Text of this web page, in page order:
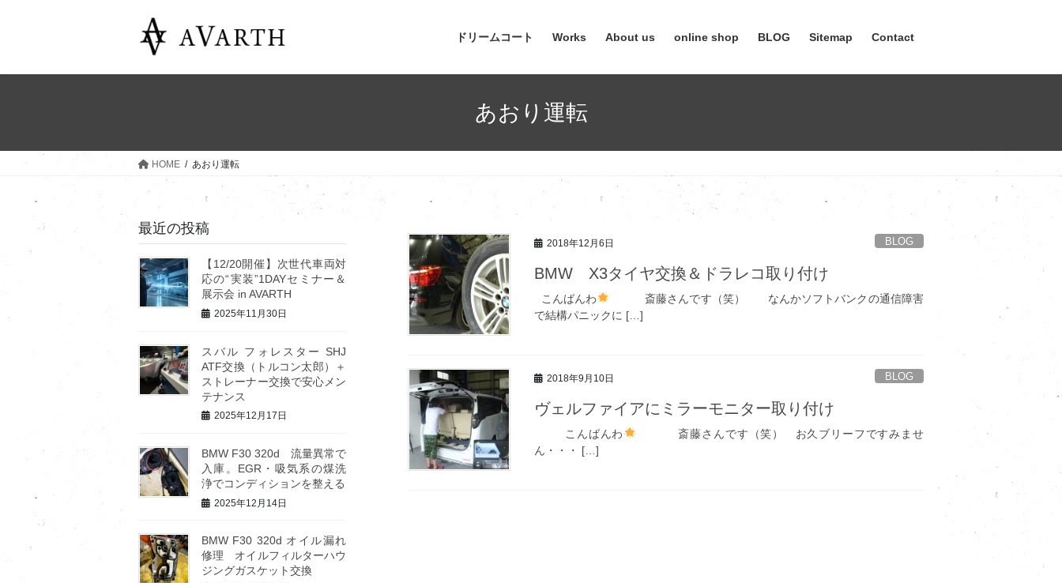
ドリームコート Works About us online shop BLOG Sitemap Contact
あおり運転
HOME あおり運転
2018年12月6日 BLOG
BMW X3タイヤ交換＆ドラレコ取り付け
こんばんわ
斎藤さんです（笑） なんかソフトバンクの通信障害
で結構パニックに […]
2018年9月10日 BLOG
ヴェルファイアにミラーモニター取り付け
こんばんわ
斎藤さんです（笑） お久ブリーフですみませ
ん・・・ […]
最近の投稿
【12/20開催】次世代車両対
応の“実装”1DAYセミナー＆
展示会 in AVARTH
2025年11月30日
スバル フォレスター SHJ
ATF交換（トルコン太郎）＋
ストレーナー交換で安心メン
テナンス
2025年12月17日
BMW F30 320d 流量異常で
入庫。EGR・吸気系の煤洗
浄でコンディションを整える
2025年12月14日
BMW F30 320d オイル漏れ
修理 オイルフィルターハウ
ジングガスケット交換